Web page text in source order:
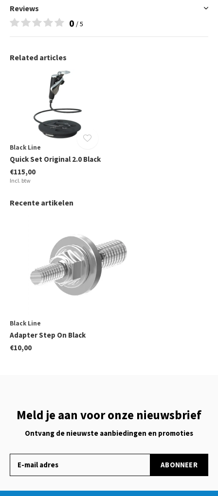
Reviews
0 / 5
Related articles
Black Line
Quick Set Original 2.0 Black
€115,00
Incl. btw
Recente artikelen
Black Line
Adapter Step On Black
€10,00
Meld je aan voor onze nieuwsbrief
Ontvang de nieuwste aanbiedingen en promoties
ABONNEER